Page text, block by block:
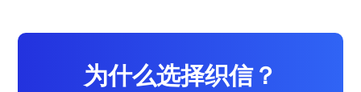
为什么选择织信？